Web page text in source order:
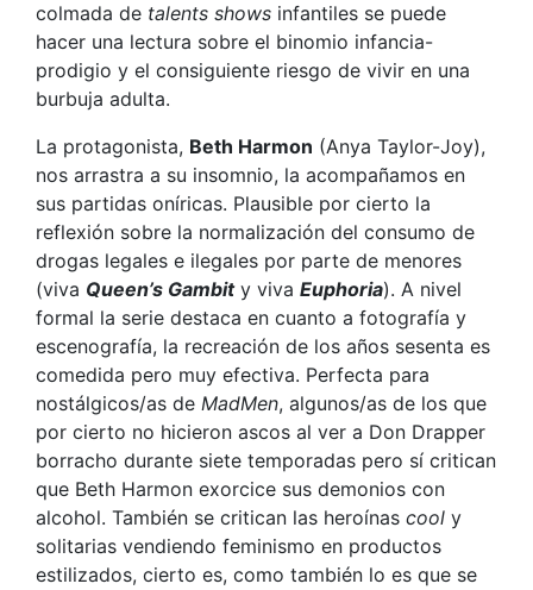
colmada de talents shows infantiles se puede
hacer una lectura sobre el binomio infancia-
prodigio y el consiguiente riesgo de vivir en una
burbuja adulta.
La protagonista, Beth Harmon (Anya Taylor-Joy),
nos arrastra a su insomnio, la acompañamos en
sus partidas oníricas. Plausible por cierto la
reflexión sobre la normalización del consumo de
drogas legales e ilegales por parte de menores
(viva Queen’s Gambity viva Euphoria). A nivel
formal la serie destaca en cuanto a fotografía y
escenografía, la recreación de los años sesenta es
comedida pero muy efectiva. Perfecta para
nostálgicos/as de MadMen, algunos/as de los que
por cierto no hicieron ascos al ver a Don Drapper
borracho durante siete temporadas pero sí critican
que Beth Harmon exorcice sus demonios con
alcohol. También se critican las heroínas cool y
solitarias vendiendo feminismo en productos
estilizados, cierto es, como también lo es que se